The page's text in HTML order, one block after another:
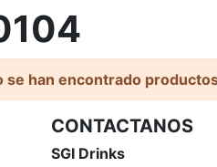
se han encontrado
CONTACTANOS
SGI Drinks